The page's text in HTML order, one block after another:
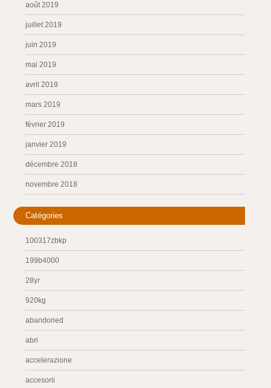
août 2019
juillet 2019
juin 2019
mai 2019
avril 2019
mars 2019
février 2019
janvier 2019
décembre 2018
novembre 2018
Catégories
100317zbkp
199b4000
28yr
920kg
abandoned
abri
accelerazione
accesorii